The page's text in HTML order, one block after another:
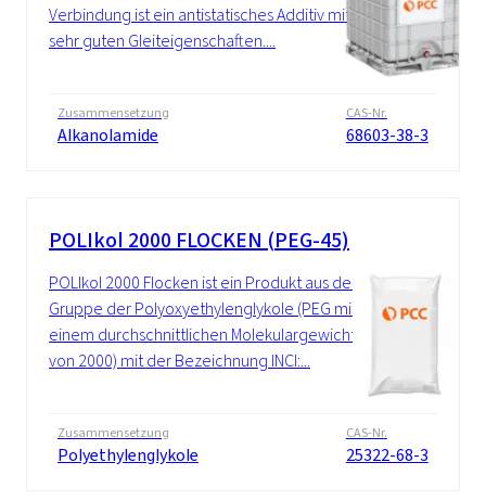
Verbindung ist ein antistatisches Additiv mit
sehr guten Gleiteigenschaften....
Zusammensetzung
Alkanolamide
CAS-Nr.
68603-38-3
POLIkol 2000 FLOCKEN (PEG-45)
POLIkol 2000 Flocken ist ein Produkt aus der
Gruppe der Polyoxyethylenglykole (PEG mit
einem durchschnittlichen Molekulargewicht
von 2000) mit der Bezeichnung INCI:...
Zusammensetzung
Polyethylenglykole
CAS-Nr.
25322-68-3